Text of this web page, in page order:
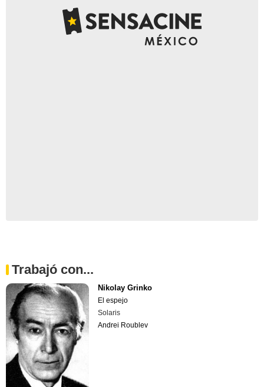
Trabajó con...
Nikolay Grinko
El espejo
Solaris
Andrei Roublev